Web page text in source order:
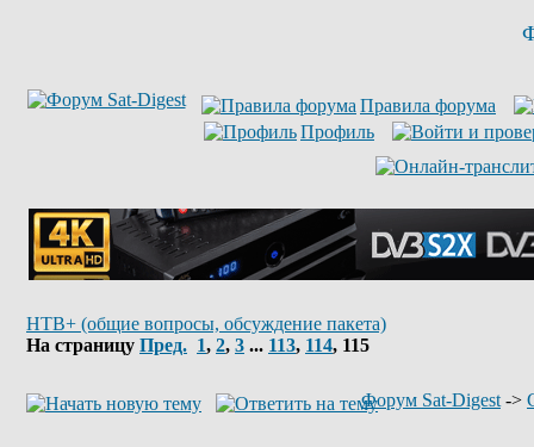
Правила форума
Профиль
НТВ+ (общие вопросы, обсуждение пакета)
На страницу Пред. 1, 2, 3 ... 113, 114, 115
Форум Sat-Digest ->